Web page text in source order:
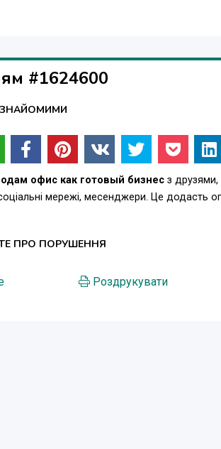
#1624600
ЗНАЙОМИМИ
офис как готовый бизнес з друзями,
мережі, месенджери. Це додасть
ПРО ПОРУШЕННЯ
Роздрукувати